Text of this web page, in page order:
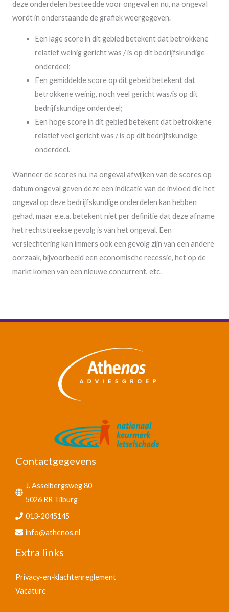
deze onderdelen besteedde voor ongeval en nu, na ongeval
wordt in onderstaande de grafiek weergegeven.
Een lage score in dit gebied betekent dat betrokkene
relatief weinig gericht was / is op dit bedrijfskundige
onderdeel;
Een gemiddelde score op dit gebeid betekent dat
betrokkene weinig, noch veel gericht was/is op dit
bedrijfskundige onderdeel;
Een hoge score in dit gebied betekent dat betrokkene
relatief veel gericht was / is op dit bedrijfskundige
onderdeel.
Wanneer de scores nu, na ongeval afwijken van de scores op
datum ongeval geven deze een indicatie van de invloed die het
ongeval op deze bedrijfskundige onderdelen kan hebben
gehad, maar e.e.a. betekent niet per definitie dat deze afname
het rechtstreekse gevolg is van het ongeval. Een
verslechtering kan immers ook een gevolg zijn van een andere
oorzaak, bijvoorbeeld een economische recessie, het op de
markt komen van een nieuwe concurrent, etc.
Contactgegevens
J. Asselbergsweg 80
5026 RR Tilburg
013-2045145
info@athenos.nl
Extra links
Privacy-en-klachtenreglement
Vacature